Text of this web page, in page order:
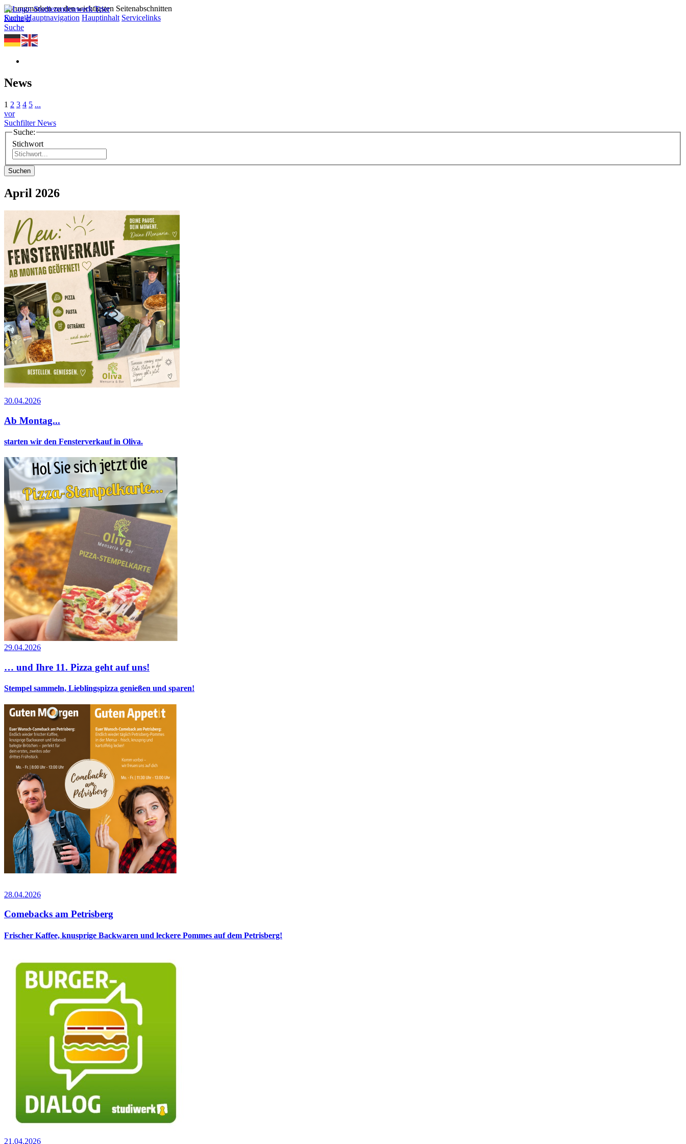
Sprungmarken zu den wichtigsten Seitenabschnitten
Suche Hauptnavigation Hauptinhalt Servicelinks
Kontakt
Suche
News
1 2 3 4 5 ...
vor
Suchfilter News
Suche:
Stichwort
Suchen
April 2026
30.04.2026
Ab Montag...
starten wir den Fensterverkauf in Oliva.
29.04.2026
… und Ihre 11. Pizza geht auf uns!
Stempel sammeln, Lieblingspizza genießen und sparen!
28.04.2026
Comebacks am Petrisberg
Frischer Kaffee, knusprige Backwaren und leckere Pommes auf dem Petrisberg!
21.04.2026